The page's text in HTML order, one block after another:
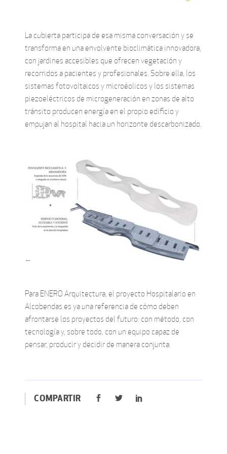
La cubierta participa de esa misma conversación y se
transforma en una envolvente bioclimática innovadora,
con jardines accesibles que ofrecen vegetación y
recorridos a pacientes y profesionales. Sobre ella, los
sistemas fotovoltaicos y microéolicos y los sistemas
piezoeléctricos de microgeneración en zonas de alto
tránsito producen energía en el propio edificio y
empujan al hospital hacia un horizonte descarbonizado.
Para ENERO Arquitectura, el proyecto Hospitalario en
Alcobendas es ya una referencia de cómo deben
afrontarse los proyectos del futuro: con método, con
tecnología y, sobre todo, con un equipo capaz de
pensar, producir y decidir de manera conjunta.
COMPARTIR